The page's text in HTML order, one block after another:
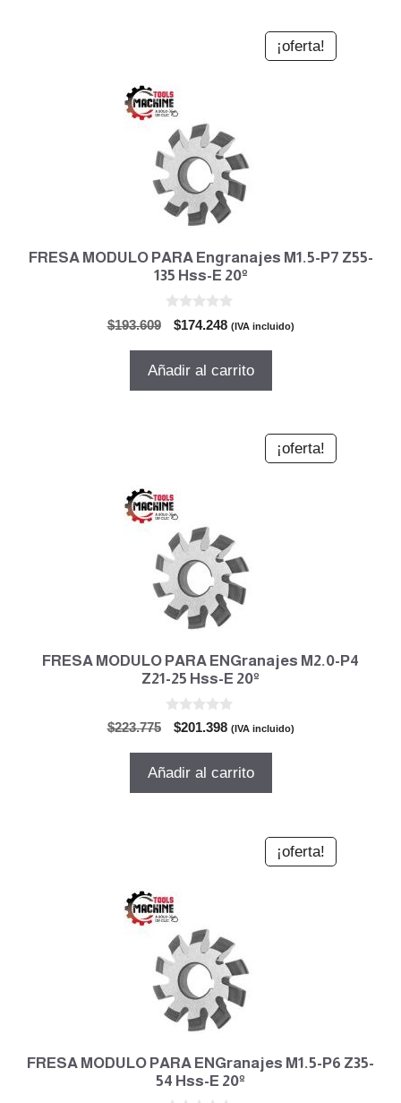
¡oferta!
FRESA MODULO PARA Engranajes M1.5-P7 Z55-
135 Hss-E 20º
$193.609
El
original
$174.248El
actual
(IVA incluido)
Añadir al carrito
¡oferta!
FRESA MODULO PARA ENGranajes M2.0-P4
Z21-25 Hss-E 20º
$223.775
El
original
$201.398El
actual
(IVA incluido)
Añadir al carrito
¡oferta!
FRESA MODULO PARA ENGranajes M1.5-P6 Z35-
54 Hss-E 20º